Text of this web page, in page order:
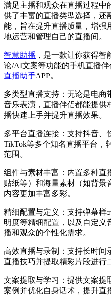
满足主播和观众在直播过程中
供了丰富的直播类型选择，还
能，旨在提升直播质量，增强
地运营和管理自己的直播间。
智慧助播 ， 是一款让你获得智
论/AI文案等功能的手机直播
直播助手APP。
多类型直播支持：无论是电商
音乐表演，直播伴侣都能提供
播快速上手并提升直播效果。
多平台直播连接 ：支持抖音、
TikTok等多个知名直播平台，
范围。
组件与素材丰富：内置多种直
贴纸等）和海量素材（如背景
内容更加丰富多彩。
精细配置与定义：支持弹幕样
明度等精细配置，以及自定义
播和观众的个性化需求。
高效直播与录制：支持长时间
直播技巧并提取精彩片段进行
文案提取与学习：提供文案提
案例并优化自身话术，提升直